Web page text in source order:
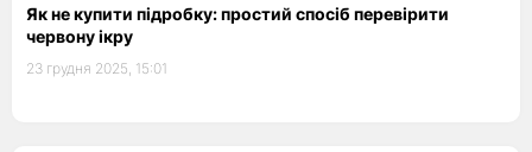
Як не купити підробку: простий спосіб перевірити
червону ікру
23 грудня 2025, 15:01